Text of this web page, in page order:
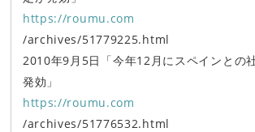
https://roumu.com
/archives/51779225.html
2010年9月5日「今年12月にスペインとの
発効」
https://roumu.com
/archives/51776532.html